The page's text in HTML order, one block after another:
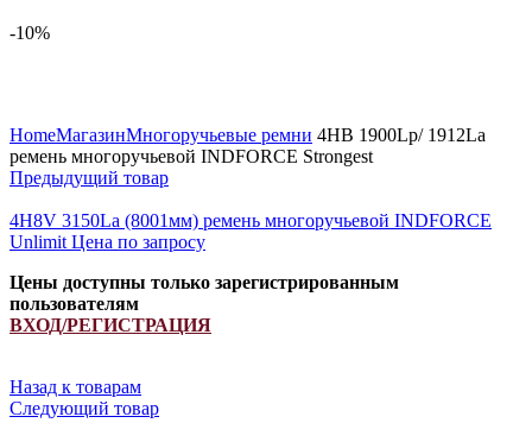
-10%
HomeМагазинМногоручьевые ремни 4HB 1900Lp/ 1912La
ремень многоручьевой INDFORCE Strongest
Предыдущий товар
4H8V 3150La (8001мм) ремень многоручьевой INDFORCE
Unlimit Цена по запросу
Цены доступны только зарегистрированным
пользователям
ВХОД/РЕГИСТРАЦИЯ
Назад к товарам
Следующий товар